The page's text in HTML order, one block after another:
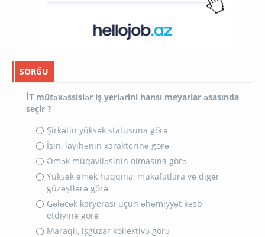
SORĞU
İT mütəxəssislər iş yerlərini hansı meyarlar əsasında
seçir ?
Şirkətin yüksək statusuna görə
İşin, layihənin xarakterinə görə
Əmək müqaviləsinin olmasına görə
Yüksək əmək haqqına, mükafatlara və digər
güzəştlərə görə
Gələcək karyerası üçün əhəmiyyət kəsb
etdiyinə görə
Maraqlı, işgüzar kollektivə görə